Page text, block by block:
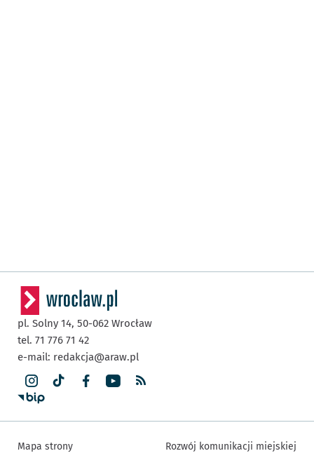
pl. Solny 14, 50-062 Wrocław
tel. 71 776 71 42
e-mail: redakcja@araw.pl
Mapa strony Rozwój komunikacji miejskiej